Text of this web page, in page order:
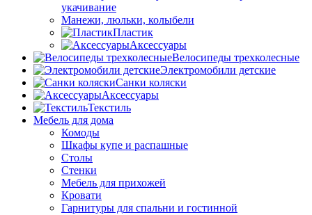
укачивание
Манежи, люльки, колыбели
Пластик
Аксессуары
Велосипеды трехколесные
Электромобили детские
Санки коляски
Аксессуары
Текстиль
Мебель для дома
Комоды
Шкафы купе и распашные
Столы
Стенки
Мебель для прихожей
Кровати
Гарнитуры для спальни и гостинной